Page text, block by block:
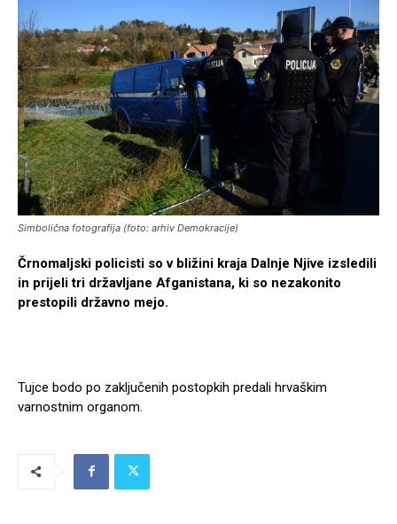
Simbolična fotografija (foto: arhiv Demokracije)
Črnomaljski policisti so v bližini kraja Dalnje Njive izsledili
in prijeli tri državljane Afganistana, ki so nezakonito
prestopili državno mejo.
Tujce bodo po zaključenih postopkih predali hrvaškim
varnostnim organom.